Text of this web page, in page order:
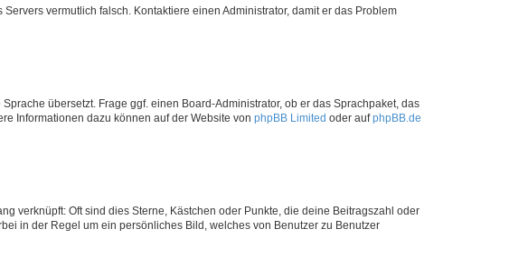
vermutlich falsch. Kontaktiere einen Administrator, damit er das Problem
übersetzt. Frage ggf. einen Board-Administrator, ob er das Sprachpaket, das
Informationen dazu können auf der Website von phpBB Limited oder aufphpBB.de
verknüpft: Oft sind dies Sterne, Kästchen oder Punkte, die deine Beitragszahl oder
in der Regel um ein persönliches Bild, welches von Benutzer zu Benutzer